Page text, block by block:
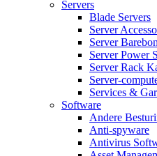
Servers
Blade Servers
Server
Server
Server Power
Server Rack
Server-
Services &
Software
Andere
Anti-spyware
Antivirus